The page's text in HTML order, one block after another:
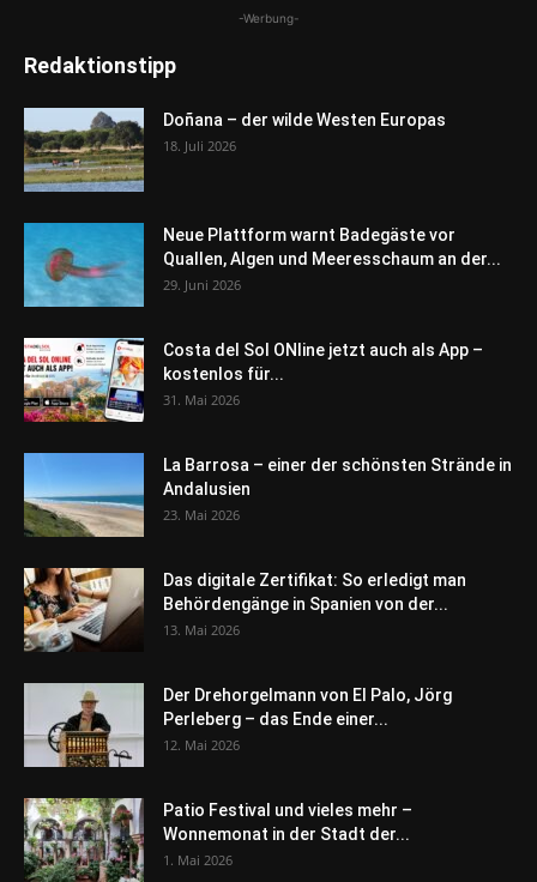
-Werbung-
Redaktionstipp
Doñana – der wilde Westen Europas
18. Juli 2026
Neue Plattform warnt Badegäste vor
Quallen, Algen und Meeresschaum an der...
29. Juni 2026
Costa del Sol ONline jetzt auch als App –
kostenlos für...
31. Mai 2026
La Barrosa – einer der schönsten Strände in
Andalusien
23. Mai 2026
Das digitale Zertifikat: So erledigt man
Behördengänge in Spanien von der...
13. Mai 2026
Der Drehorgelmann von El Palo, Jörg
Perleberg – das Ende einer...
12. Mai 2026
Patio Festival und vieles mehr –
Wonnemonat in der Stadt der...
1. Mai 2026